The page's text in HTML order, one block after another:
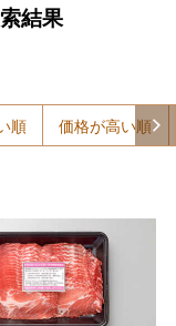
結果
順 価格が高い順